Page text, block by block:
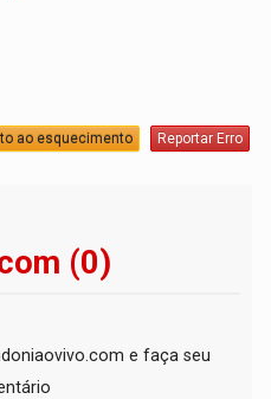
ao esquecimento Reportar Erro
(0)
e faça seu